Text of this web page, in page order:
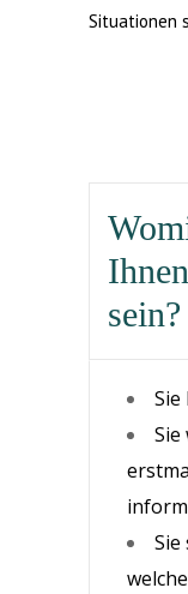
Situationen
sein?
Sie
Sie
Sie